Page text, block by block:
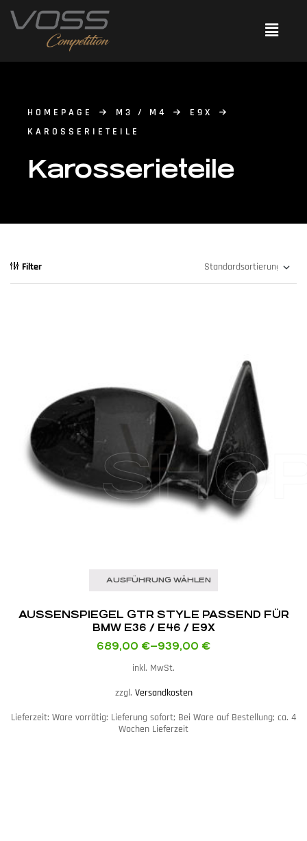
HOMEPAGE M3 / M4
E9X
KAROSSERIETEILE
Karosserieteile
Filter
AUSFÜHRUNG WÄHLEN
AUSSENSPIEGEL GTR STYLE PASSEND FÜR
BMW E36 / E46 / E9X
689,00 €–939,00 €
inkl. MwSt.
zzgl. Versandkosten
Lieferzeit: Ware vorrätig: Lieferung sofort; Bei Ware auf Bestellung; ca. 4
Wochen Lieferzeit